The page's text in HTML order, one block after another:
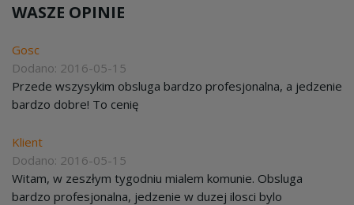
WASZE OPINIE
Gosc
Dodano: 2016-05-15
Przede wszysykim obsluga bardzo profesjonalna, a jedzenie
bardzo dobre! To cenię
Klient
Dodano: 2016-05-15
Witam, w zeszłym tygodniu mialem komunie. Obsluga
bardzo profesjonalna, jedzenie w duzej ilosci bylo